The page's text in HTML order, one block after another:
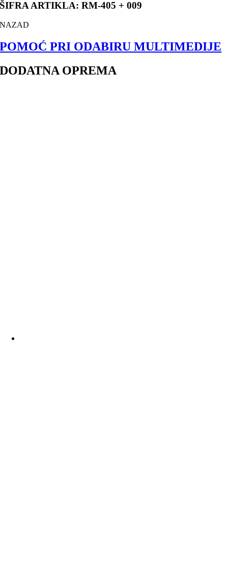
ŠIFRA ARTIKLA: RM-405 + 009
NAZAD
POMOĆ PRI ODABIRU MULTIMEDIJE
DODATNA OPREMA